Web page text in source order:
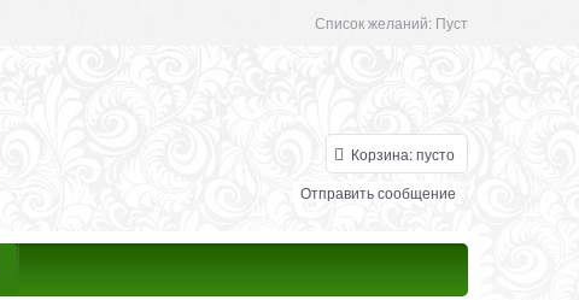
Список желаний: Пуст
Корзина:пусто
Отправить сообщение